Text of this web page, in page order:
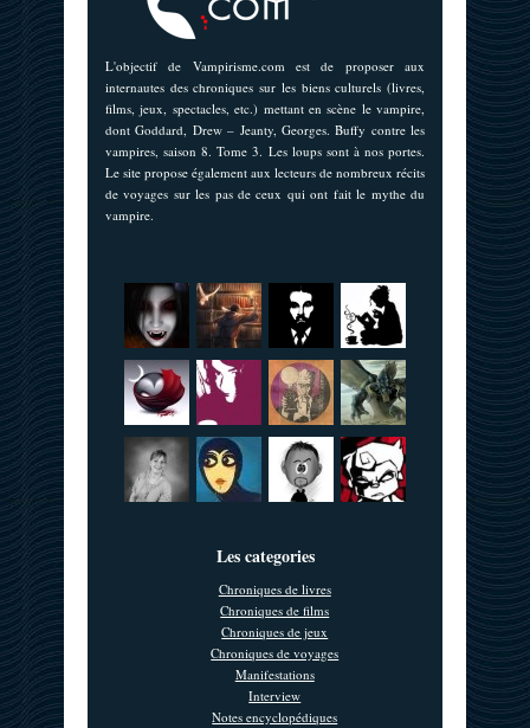
L'objectif de Vampirisme.com est de proposer aux
internautes des chroniques sur les biens culturels (livres,
films, jeux, spectacles, etc.) mettant en scène le vampire,
dont Goddard, Drew – Jeanty, Georges. Buffy contre les
vampires, saison 8. Tome 3. Les loups sont à nos portes.
Le site propose également aux lecteurs de nombreux récits
de voyages sur les pas de ceux qui ont fait le mythe du
vampire.
Les categories
Chroniques de livres
Chroniques de films
Chroniques de jeux
Chroniques de voyages
Manifestations
Interview
Notes encyclopédiques